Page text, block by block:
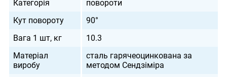
Категорія
повороти
Кут повороту
90°
Вага 1 шт, кг
10.3
Матеріал
виробу
сталь гарячеоцинкована за
методом Сендзіміра